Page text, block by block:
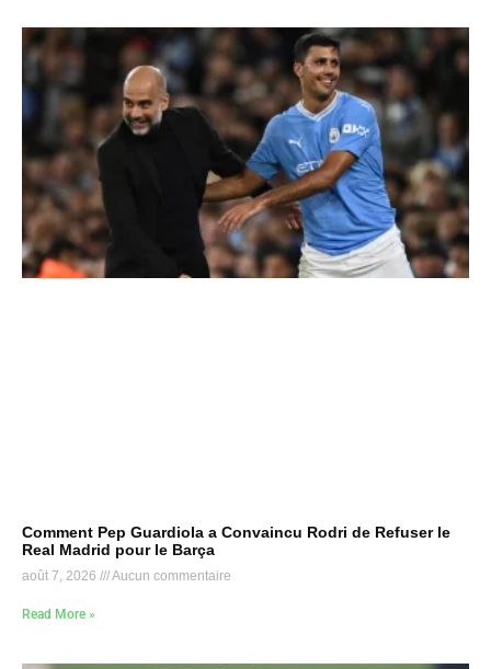
Comment Pep Guardiola a Convaincu Rodri de Refuser le
Real Madrid pour le Barça
août 7, 2026 Aucun commentaire
Read More »